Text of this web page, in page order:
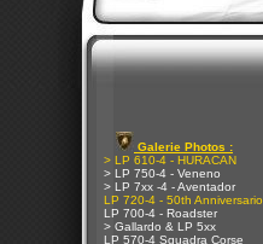
Galerie Photos :
> LP 610-4 - HURACAN
> LP 750-4 - Veneno
> LP 7xx -4 - Aventador
LP 720-4 - 50th Anniversario
LP 700-4 - Roadster
> Gallardo & LP 5xx
LP 570-4 Squadra Corse